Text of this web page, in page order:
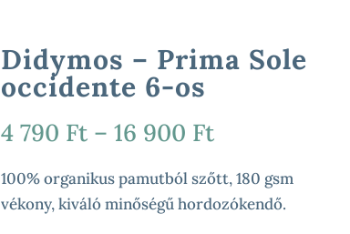
Didymos – Prima Sole
occidente 6-os
4 790 Ft – 16 900 FtÁrtartomány:
790 Ft
-
100% organikus pamutból szőtt, 180 gsm
vékony, kiváló minőségű hordozókendő.